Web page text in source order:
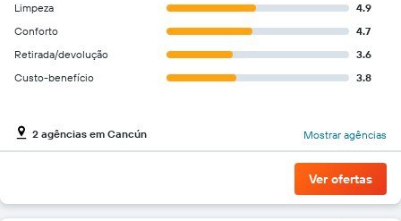
barato
do
aluguel
de
carro
empresas
fornecidas
Limpeza
4.9
Conforto
4.7
Retirada/devolução
3.6
Custo-benefício
3.8
2 agências em Cancún Mostrar agências
Ver ofertas